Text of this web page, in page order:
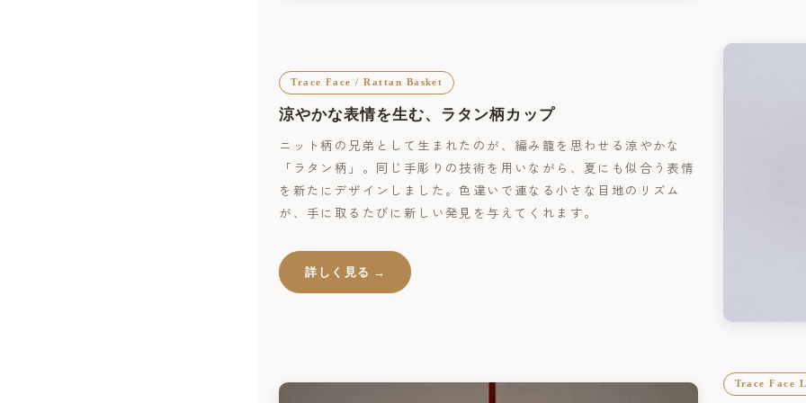
Trace Face / Rattan Basket
涼やかな表情を生む、ラタン柄カップ
ニット柄の兄弟として生まれたのが、編み籠を思わせる涼やかな
「ラタン柄」。同じ手彫りの技術を用いながら、夏にも似合う表情
を新たにデザインしました。色違いで連なる小さな目地のリズム
が、手に取るたびに新しい発見を与えてくれます。
詳しく見る
Trace Face